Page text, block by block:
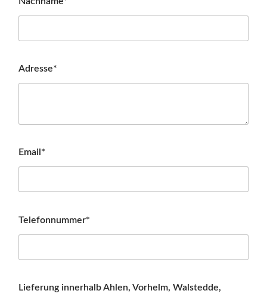
Adresse*
Email*
Telefonnummer*
Lieferung innerhalb Ahlen, Vorhelm, Walstedde,